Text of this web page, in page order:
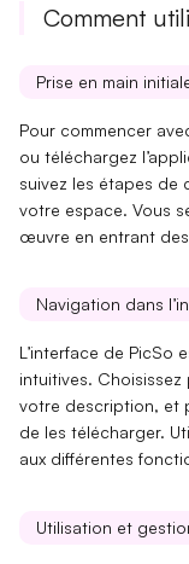
Comment
Prise en main
Pour commencer
ou téléchargez
suivez les étapes de
votre espace. Vous
œuvre en entrant
Navigation dans
L’interface de PicSo
intuitives. Choisissez
votre description, et
de les télécharger.
aux différentes
Utilisation et